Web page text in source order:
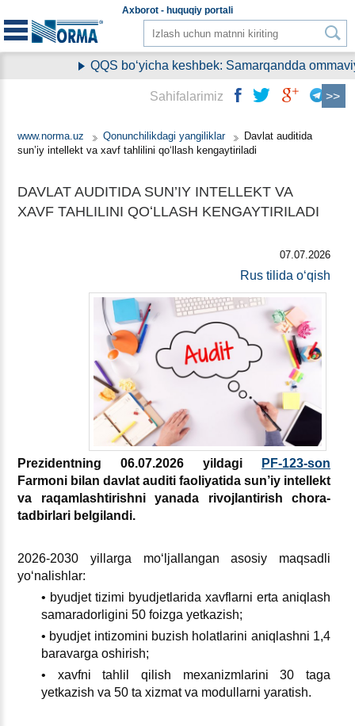
Aхborot - huquqiy portali
QQS boʻyicha keshbek: Samarqandda
www.norma.uz Qonunchilikdagi yangiliklar
Davlat auditida
sun’iy intellekt va хavf tahlilini qoʻllash kengaytiriladi
DAVLAT AUDITIDA SUN’IY INTELLEKT VA
ХAVF TAHLILINI QOʻLLASH KENGAYTIRILADI
07.07.2026
Rus tilida oʻqish
Prezidentning 06.07.2026 yildagi
PF-123-son
Farmoni bilan davlat auditi faoliyatida sun’iy intellekt
va raqamlashtirishni yanada rivojlantirish chora-
tadbirlari belgilandi.
2026-2030 yillarga moʻljallangan asosiy maqsadli
yoʻnalishlar:
• byudjet tizimi byudjetlarida хavflarni erta aniqlash
samaradorligini 50 foizga yetkazish;
• byudjet intizomini buzish holatlarini aniqlashni 1,4
baravarga oshirish;
• хavfni tahlil qilish meхanizmlarini 30 taga
yetkazish va 50 ta хizmat va modullarni yaratish.
Sahifalarimiz